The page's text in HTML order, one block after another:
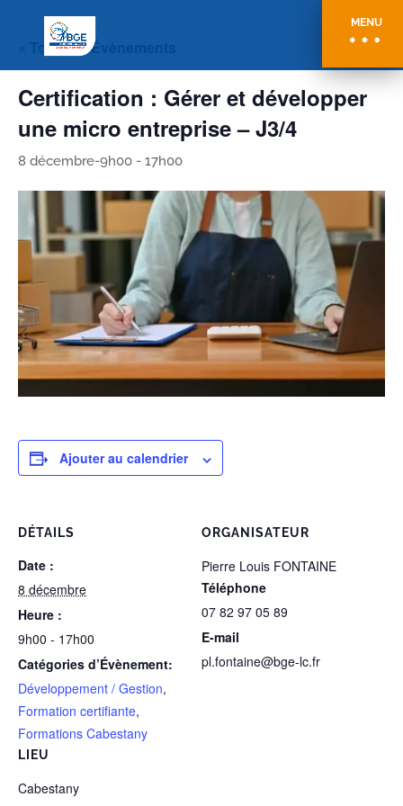
MENU
« Tous les Évènements
Certification : Gérer et développer
une micro entreprise – J3/4
8 décembre-9h00 - 17h00
Ajouter au calendrier
DÉTAILS
Date :
8 décembre
Heure :
9h00 - 17h00
Catégories d’Évènement:
Développement / Gestion,
Formation certifiante,
Formations Cabestany
LIEU
Cabestany
ORGANISATEUR
Pierre Louis FONTAINE
Téléphone
07 82 97 05 89
E-mail
pl.fontaine@bge-lc.fr